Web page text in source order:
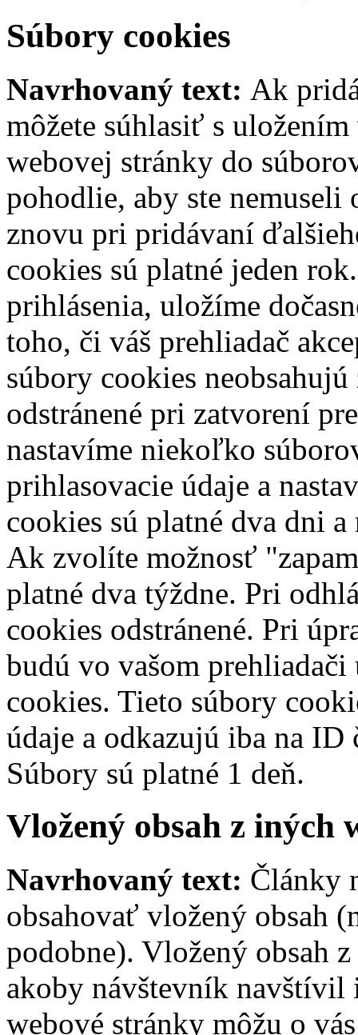
Súbory cookies
Navrhovaný text: Ak
môžete súhlasiť s
webovej stránky do
pohodlie, aby ste
znovu pri pridávaní
cookies sú platné jeden
prihlásenia, uložíme
toho, či váš prehliadač
súbory cookies
odstránené pri zatvorení
nastavíme niekoľko
prihlasovacie údaje a
cookies sú platné dva dni
Ak zvolíte možnosť
platné dva týždne. Pri
cookies odstránené. Pri
budú vo vašom
cookies. Tieto súbory
údaje a odkazujú iba na
Súbory sú platné 1 deň.
Vložený obsah z iných
Navrhovaný text: Články
obsahovať vložený obsah
podobne). Vložený obsah
akoby návštevník
webové stránky môžu o